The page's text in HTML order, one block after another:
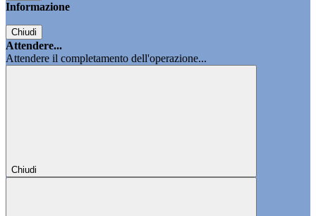
Informazione
Chiudi
Attendere...
Attendere il completamento dell'operazione...
Chiudi